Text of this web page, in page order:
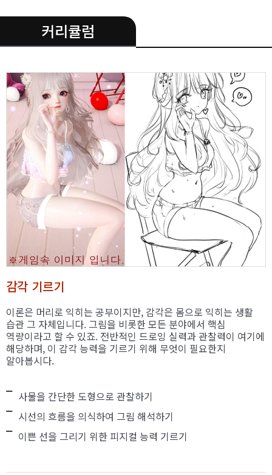
커리큘럼
감각 기르기
이론은 머리로 익히는 공부이지만, 감각은 몸으로 익히는 생활
습관 그 자체입니다. 그림을 비롯한 모든 분야에서 핵심
역량이라고 할 수 있죠. 전반적인 드로잉 실력과 관찰력이 여기에
해당하며, 이 감각 능력을 기르기 위해 무엇이 필요한지
알아봅시다.
사물을 간단한 도형으로 관찰하기
시선의 흐름을 의식하여 그림 해석하기
이쁜 선을 그리기 위한 피지컬 능력 기르기